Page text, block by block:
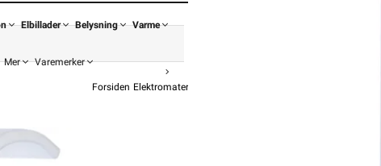
Elbillader Belysning Varme
Mer Varemerker
Forsiden Elektromateriell